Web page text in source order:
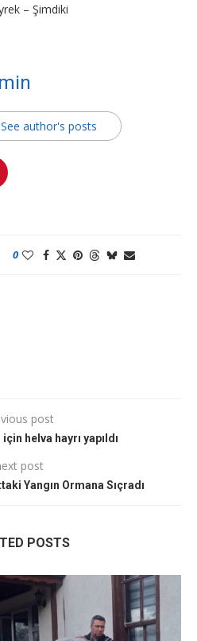
– Şimdiki
See author's posts
0
post
helva hayrı yapıldı
post
Yangın Ormana Sıçradı
POSTS